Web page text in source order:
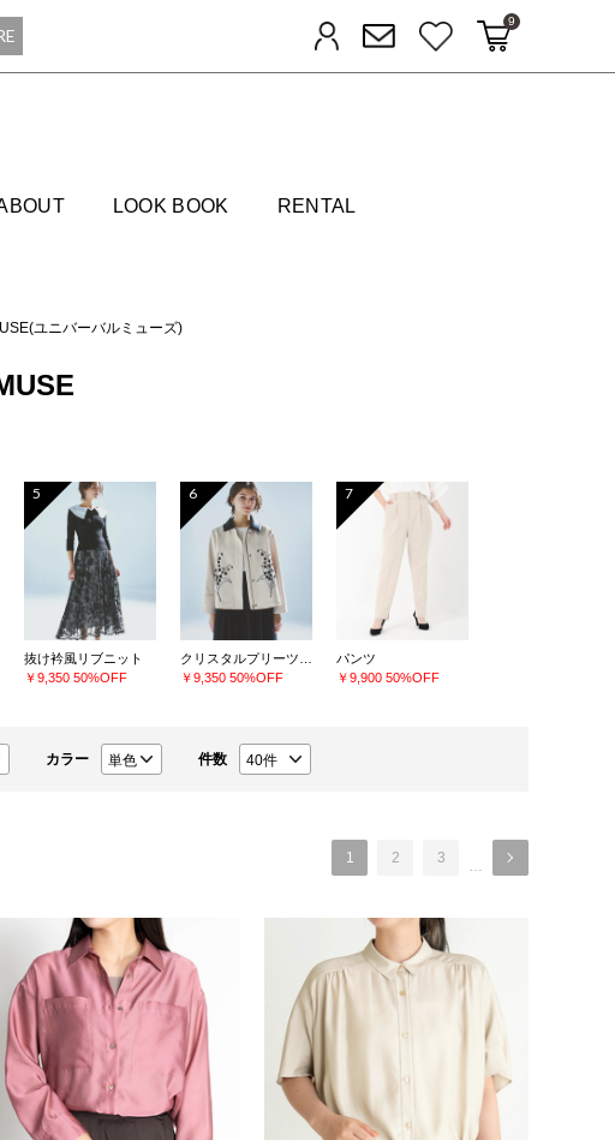
ログイン メルマガ登録お気に入りカートに入れる
9
LOOK BOOK RENTAL
ユニバーバルミューズ)
5
抜け衿風リブニット
￥9,350 50%OFF
6
￥9,350 50%OFF
7
パンツ
￥9,900 50%OFF
カラー 件数
1 2 3 …